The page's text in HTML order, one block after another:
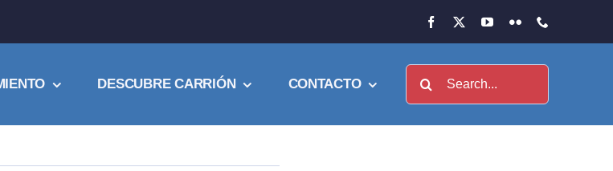
DESCUBRE CARRIÓN CONTACTO Buscar: